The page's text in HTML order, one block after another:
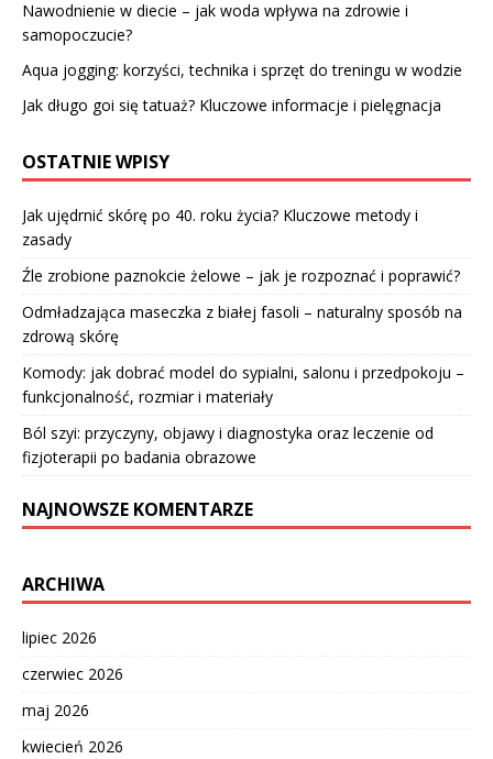
Nawodnienie w diecie – jak woda wpływa na zdrowie i
samopoczucie?
Aqua jogging: korzyści, technika i sprzęt do treningu w wodzie
Jak długo goi się tatuaż? Kluczowe informacje i pielęgnacja
OSTATNIE WPISY
Jak ujędrnić skórę po 40. roku życia? Kluczowe metody i
zasady
Źle zrobione paznokcie żelowe – jak je rozpoznać i poprawić?
Odmładzająca maseczka z białej fasoli – naturalny sposób na
zdrową skórę
Komody: jak dobrać model do sypialni, salonu i przedpokoju –
funkcjonalność, rozmiar i materiały
Ból szyi: przyczyny, objawy i diagnostyka oraz leczenie od
fizjoterapii po badania obrazowe
NAJNOWSZE KOMENTARZE
ARCHIWA
lipiec 2026
czerwiec 2026
maj 2026
kwiecień 2026